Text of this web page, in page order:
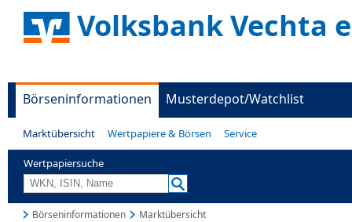
Volksbank Vechta
Börseninformationen Musterdepot/Watchlist
Marktübersicht Wertpapiere & Börsen Service
Wertpapiersuche
Börseninformationen Marktübersicht